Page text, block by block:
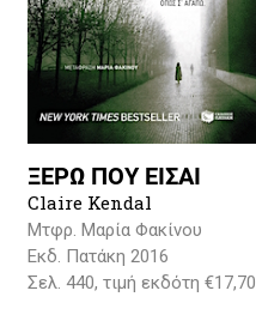
ΞΕΡΩ ΠΟΥ ΕΙΣΑΙ
Claire Kendal
Μτφρ. Μαρία Φακίνου
Εκδ. Πατάκη 2016
Σελ. 440, τιμή εκδότη €17,70